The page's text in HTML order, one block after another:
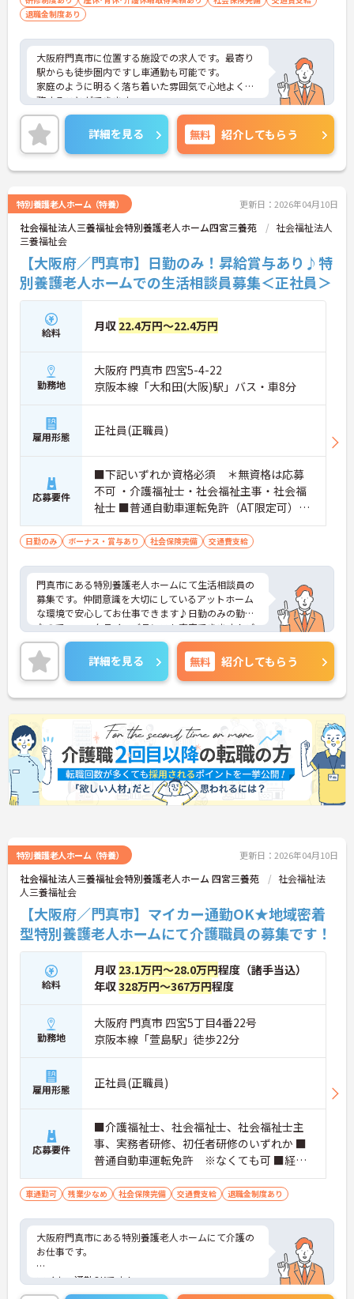
退職金制度あり
大阪府門真市に位置する施設での求人です。最寄り
駅からも徒歩圏内ですし車通勤も可能です。
家庭のように明るく落ち着いた雰囲気で心地よく勤
務することができます。
ご興味のある方は、お気軽にお問い合わせ下さい。
詳細を見る 無料 紹介してもらう
特別養護老人ホーム（特養） 更新日：2026年04月10日
社会福祉法人三養福祉会特別養護老人ホーム四宮三養苑
社会福祉法人
三養福祉会
【大阪府／門真市】日勤のみ！昇給賞与あり♪特
別養護老人ホームでの生活相談員募集＜正社員＞
給料 月収 22.4万円～22.4万円
勤務地
大阪府 門真市 四宮5-4-22
京阪本線「大和田(大阪)駅」バス・車8分
雇用形態 正社員(正職員)
応募要件
■下記いずれか資格必須 ＊無資格は応募
不可 ・介護福祉士・社会福祉主事・社会福
祉士 ■普通自動車運転免許（AT限定可）必
須
日勤のみ ボーナス・賞与あり 社会保険完備 交通費支給
門真市にある特別養護老人ホームにて生活相談員の
募集です。仲間意識を大切にしているアットホーム
な環境で安心してお仕事できます♪日勤のみの勤務
なので、ワークライフバランスも充実できます！ご
興味ある方は面接ポイントをお伝えしますので、お
気軽にご連絡ください。
詳細を見る 無料 紹介してもらう
特別養護老人ホーム（特養） 更新日：2026年04月10日
社会福祉法人三養福祉会特別養護老人ホーム 四宮三養苑
社会福祉法
人三養福祉会
【大阪府／門真市】マイカー通勤OK★地域密着
型特別養護老人ホームにて介護職員の募集です！
給料
月収 23.1万円～28.0万円程度（諸手当込）
年収328万円～367万円程度
勤務地
大阪府 門真市 四宮5丁目4番22号
京阪本線「萱島駅」徒歩22分
雇用形態 正社員(正職員)
応募要件
■介護福祉士、社会福祉士、社会福祉士主
事、実務者研修、初任者研修のいずれか ■
普通自動車運転免許 ※なくても可 ■経験
不問
車通勤可 残業少なめ 社会保険完備 交通費支給 退職金制度あり
大阪府門真市にある特別養護老人ホームにて介護の
お仕事です。
マイカー通勤OKです！